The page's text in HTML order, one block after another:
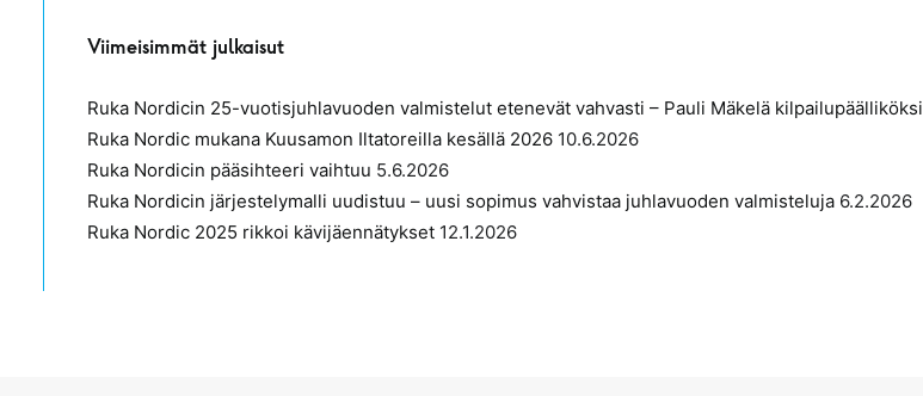
Viimeisimmät julkaisut
Ruka Nordicin 25-vuotisjuhlavuoden valmistelut etenevät vahvasti – Pauli Mäkelä kilpailupäälliköksi
Ruka Nordic mukana Kuusamon Iltatoreilla kesällä 2026 10.6.2026
Ruka Nordicin pääsihteeri vaihtuu 5.6.2026
Ruka Nordicin järjestelymalli uudistuu – uusi sopimus vahvistaa juhlavuoden valmisteluja 6.2.2026
Ruka Nordic 2025 rikkoi kävijäennätykset 12.1.2026